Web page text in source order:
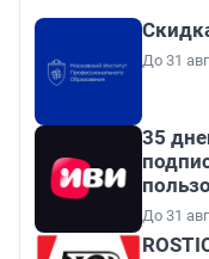
До 31
35
До 31